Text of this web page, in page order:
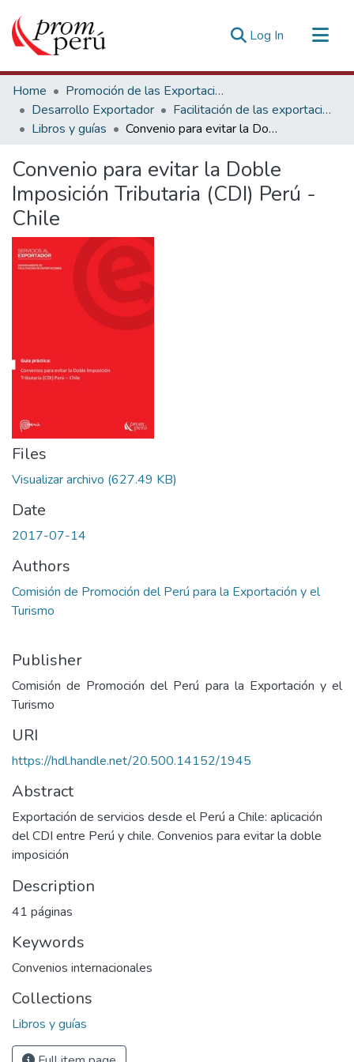
Log In (current)
Communities & Collections
All of DSpace
Statistics
Home
Promoción de las Exportaciones
Desarrollo Exportador
Facilitación de las exportaciones
Libros y guías
Convenio para evitar la Doble Imposición Tributaria (CDI) Perú - Chile
Convenio para evitar la Doble
Imposición Tributaria (CDI) Perú -
Chile
Files
Visualizar archivo (627.49 KB)
Date
2017-07-14
Authors
Comisión de Promoción del Perú para la Exportación y el
Turismo
Publisher
Comisión de Promoción del Perú para la Exportación y el
Turismo
URI
https://hdl.handle.net/20.500.14152/1945
Abstract
Exportación de servicios desde el Perú a Chile: aplicación
del CDI entre Perú y chile. Convenios para evitar la doble
imposición
Description
41 páginas
Keywords
Convenios internacionales
Collections
Libros y guías